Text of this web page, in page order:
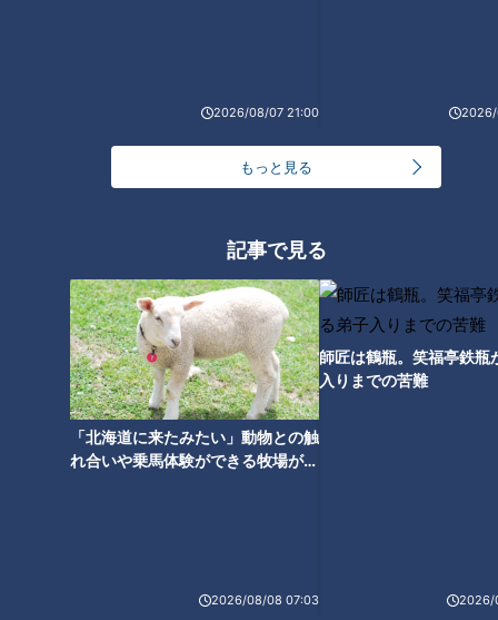
2026/08/07 21:00 2026/
もっと見る
記事で見る
「北海道に来たみたい」動物との触
れ合いや乗馬体験ができる牧場がオ
2026/08/08 07:03
師匠は鶴瓶。笑福亭鉄瓶
入りまでの苦難
2026/
川上「当時、岩瀬（仁紀）さんが叩かれて『僕は国に帰れな
シーズン中とは違う使われ方をされた岩瀬さんは、北京オリン
ピックで10失点となり世論の空気は戦犯扱い。殺害予告が球団
に届いているとも言われていました。
当時のドラゴンズの落合博満監督から「北京オリンピックで心
身ともにボロボロになった中日ドラゴンズの選手を守らなけれ
ばいけない」という発言もありました。